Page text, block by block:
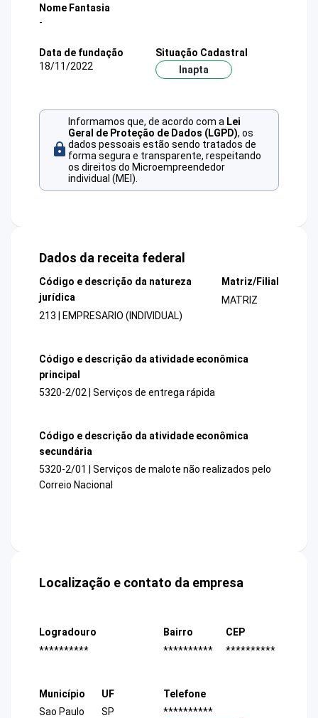
Nome Fantasia
-
Data de fundação
18/11/2022
Situação Cadastral
Inapta
Informamos que, de acordo com a Lei
Geral de Proteção de Dados (LGPD), os
dados pessoais estão sendo tratados de
forma segura e transparente, respeitando
os direitos do Microempreendedor
individual (MEI).
Dados da receita federal
Código e descrição da natureza
jurídica
213 | EMPRESARIO (INDIVIDUAL)
Matriz/Filial
MATRIZ
Código e descrição da atividade econômica
principal
5320-2/02 | Serviços de entrega rápida
Código e descrição da atividade econômica
secundária
5320-2/01 | Serviços de malote não realizados pelo
Correio Nacional
Localização e contato da empresa
Logradouro
**********
Bairro
**********
CEP
**********
Município
Sao Paulo
UF
SP
Telefone
**********